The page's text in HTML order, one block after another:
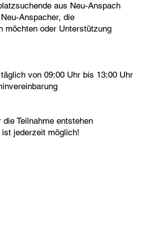
aus Neu-Anspach
Anspacher, die
möchten oder Unterstützung
von 09:00 Uhr bis 13:00 Uhr
Teilnahme entstehen
jederzeit möglich!​